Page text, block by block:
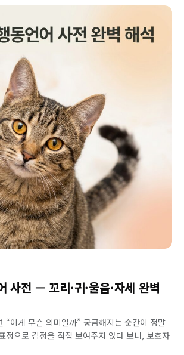
사전 — 꼬리·귀·울음·자세 완벽
“이게 무슨 의미일까” 궁금해지는 순간이 정말
정으로 감정을 직접 보여주지 않다 보니, 보호자